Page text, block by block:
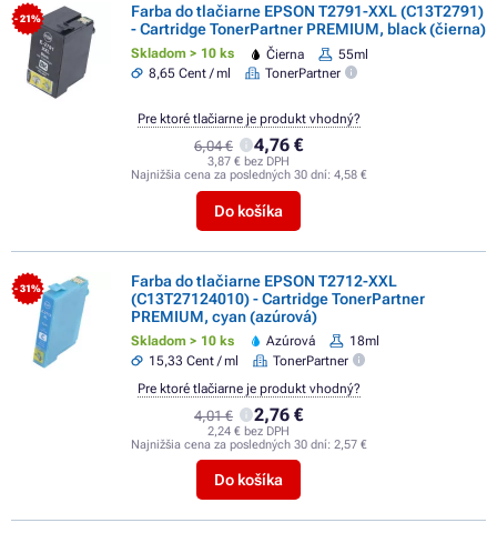
- 21%
Farba do tlačiarne EPSON T2791-XXL (C13T2791)
- Cartridge TonerPartner PREMIUM, black (čierna)
Skladom > 10 ks Čierna
55ml
8,65 Cent / ml
TonerPartner
6,04 € 4,76 €
3,87 € bez DPH
Najnižšia cena za posledných 30 dní: 4,58 €
Do košíka
Pre ktoré tlačiarne je produkt vhodný?
- 31%
Farba do tlačiarne EPSON T2712-XXL
(C13T27124010) - Cartridge TonerPartner
PREMIUM, cyan (azúrová)
Skladom > 10 ks Azúrová
18ml
15,33 Cent / ml
TonerPartner
4,01 € 2,76 €
2,24 € bez DPH
Najnižšia cena za posledných 30 dní: 2,57 €
Do košíka
Pre ktoré tlačiarne je produkt vhodný?